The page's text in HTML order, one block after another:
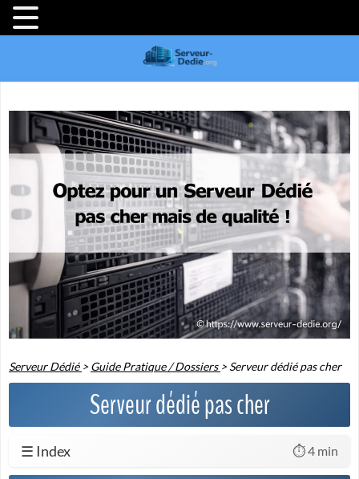
Serveur Dédié >Guide Pratique / Dossiers >Serveur dédié pas cher
Serveur dédié pas cher
☰ Index ⏱️ 4 min